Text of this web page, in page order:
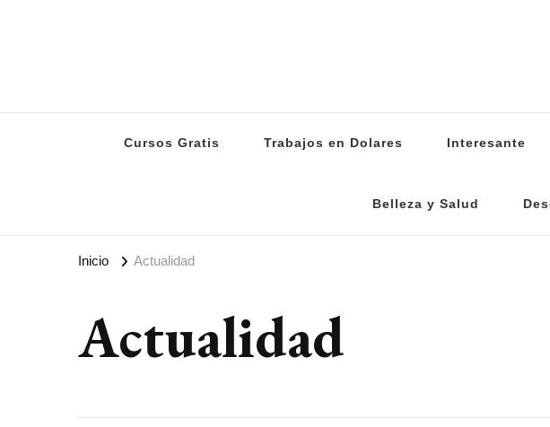
Cursos Gratis Trabajos en Dolares Interesante
Belleza y Salud
Inicio Actualidad
Actualidad